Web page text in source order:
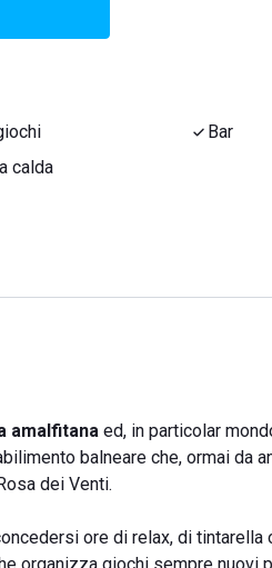
Bar
calda
amalfitana ed, in particolar
balneare che, ormai da
dei Venti.
ore di relax, di